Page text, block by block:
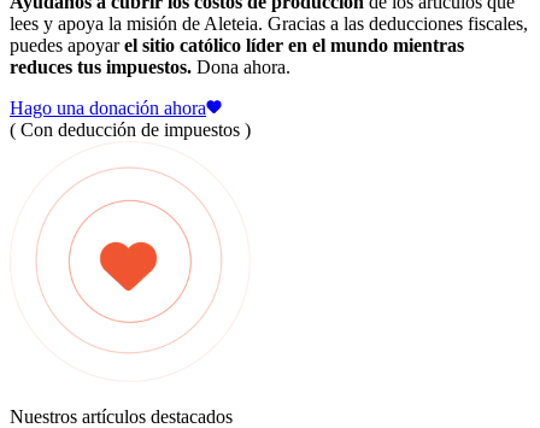
lees y apoya la misión de Aleteia. Gracias a las deducciones fiscales,
puedes apoyarel sitio católico líder en el mundo mientras
reduces tus impuestos. Dona ahora.
Hago una donación ahora
( Con deducción de impuestos )
Nuestros artículos destacados